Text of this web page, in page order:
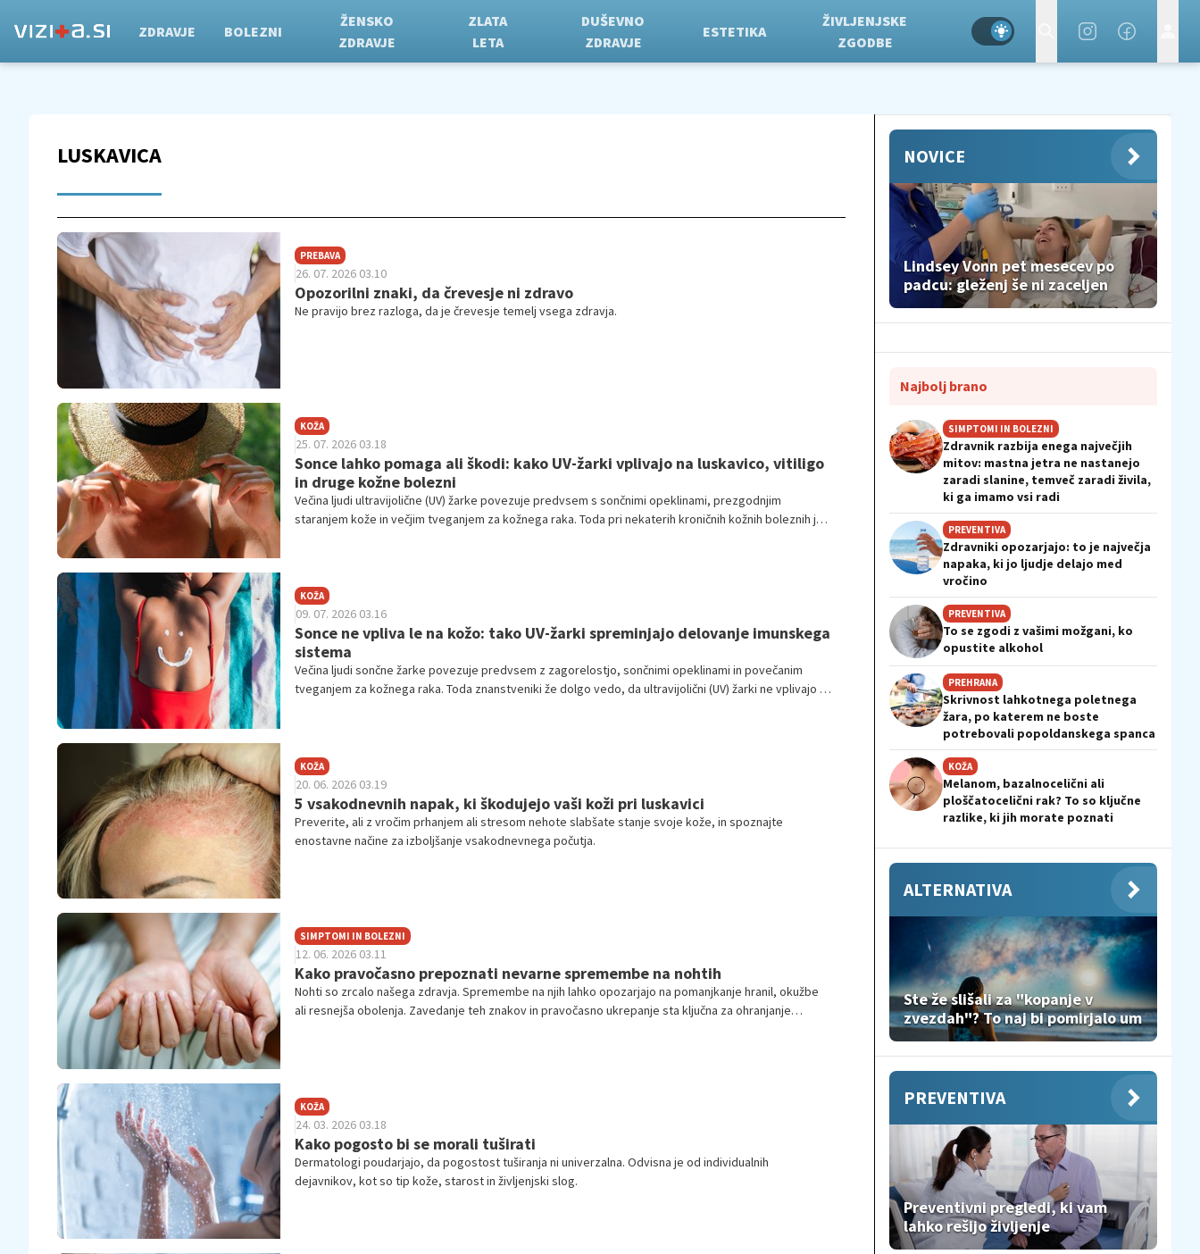
ZDRAVJE BOLEZNI
ŽENSKO
ZDRAVJE
ZLATA
LETA
DUŠEVNO
ZDRAVJE
ESTETIKA
ŽIVLJENJSKE
ZGODBE
LUSKAVICA
PREBAVA
26. 07. 2026 03.10
Opozorilni znaki, da črevesje ni zdravo
Ne pravijo brez razloga, da je črevesje temelj vsega zdravja.
KOŽA
25. 07. 2026 03.18
Sonce lahko pomaga ali škodi: kako UV-žarki vplivajo na luskavico, vitiligo
in druge kožne bolezni
Večina ljudi ultravijolične (UV) žarke povezuje predvsem s sončnimi opeklinami, prezgodnjim
staranjem kože in večjim tveganjem za kožnega raka. Toda pri nekaterih kroničnih kožnih boleznih je
KOŽA
09. 07. 2026 03.16
Sonce ne vpliva le na kožo: tako UV-žarki spreminjajo delovanje imunskega
sistema
Večina ljudi sončne žarke povezuje predvsem z zagorelostjo, sončnimi opeklinami in povečanim
tveganjem za kožnega raka. Toda znanstveniki že dolgo vedo, da ultravijolični (UV) žarki ne vplivajo le
KOŽA
20. 06. 2026 03.19
5 vsakodnevnih napak, ki škodujejo vaši koži pri luskavici
Preverite, ali z vročim prhanjem ali stresom nehote slabšate stanje svoje kože, in spoznajte
enostavne načine za izboljšanje vsakodnevnega počutja.
SIMPTOMI IN BOLEZNI
12. 06. 2026 03.11
Kako pravočasno prepoznati nevarne spremembe na nohtih
Nohti so zrcalo našega zdravja. Spremembe na njih lahko opozarjajo na pomanjkanje hranil, okužbe
ali resnejša obolenja. Zavedanje teh znakov in pravočasno ukrepanje sta ključna za ohranjanje
KOŽA
24. 03. 2026 03.18
Kako pogosto bi se morali tuširati
Dermatologi poudarjajo, da pogostost tuširanja ni univerzalna. Odvisna je od individualnih
dejavnikov, kot so tip kože, starost in življenjski slog.
NOVICE
Lindsey Vonn pet mesecev po
padcu: gleženj še ni zaceljen
Najbolj brano
SIMPTOMI IN BOLEZNI
Zdravnik razbija enega največjih
mitov: mastna jetra ne nastanejo
zaradi slanine, temveč zaradi živila,
ki ga imamo vsi radi
PREVENTIVA
Zdravniki opozarjajo: to je največja
napaka, ki jo ljudje delajo med
vročino
PREVENTIVA
To se zgodi z vašimi možgani, ko
opustite alkohol
PREHRANA
Skrivnost lahkotnega poletnega
žara, po katerem ne boste
potrebovali popoldanskega spanca
KOŽA
Melanom, bazalnocelični ali
ploščatocelični rak? To so ključne
razlike, ki jih morate poznati
ALTERNATIVA
Ste že slišali za "kopanje v
zvezdah"? To naj bi pomirjalo um
PREVENTIVA
Preventivni pregledi, ki vam
lahko rešijo življenje